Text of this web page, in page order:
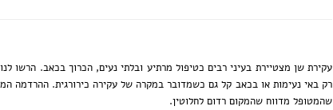
עקירת שן מצטיירת בעיני רבים כטיפול מרתיע ובלתי נעים, הכרוך בכאב. הרשו
רק באי נעימות או בכאב קל גם כשמדובר במקרה של עקירה כירורגית. ההרדמה
שהמטופל מדווח שהמקום רדום לחלוטין.